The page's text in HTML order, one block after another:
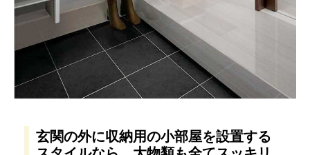
玄関の外に収納用の小部屋を設置する